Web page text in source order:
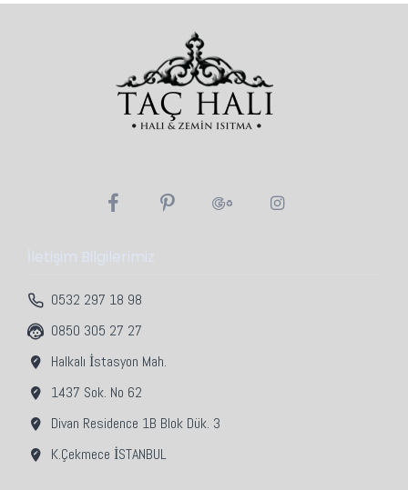
İletişim Bilgilerimiz
0532 297 18 98
0850 305 27 27
Halkalı İstasyon Mah.
1437 Sok. No 62
Divan Residence 1B Blok Dük. 3
K.Çekmece İSTANBUL